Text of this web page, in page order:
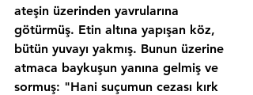
ateşin üzerinden yavrularına
götürmüş. Etin altına yapışan köz,
bütün yuvayı yakmış. Bunun üzerine
atmaca baykuşun yanına gelmiş ve
sormuş: "Hani suçumun cezası kırk